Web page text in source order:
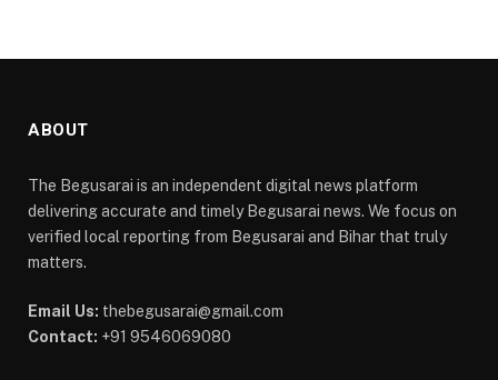
ABOUT
The Begusarai is an independent digital news platform
delivering accurate and timely Begusarai news. We focus on
verified local reporting from Begusarai and Bihar that truly
matters.
Email Us: thebegusarai@gmail.com
Contact: +91 9546069080